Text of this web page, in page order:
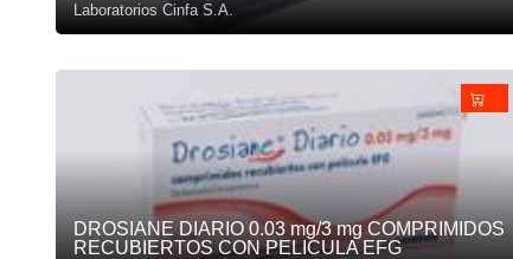
Laboratorios Cinfa S.A.
DROSIANE DIARIO 0.03 mg/3 mg COMPRIMIDOS
RECUBIERTOS CON PELICULA EFG